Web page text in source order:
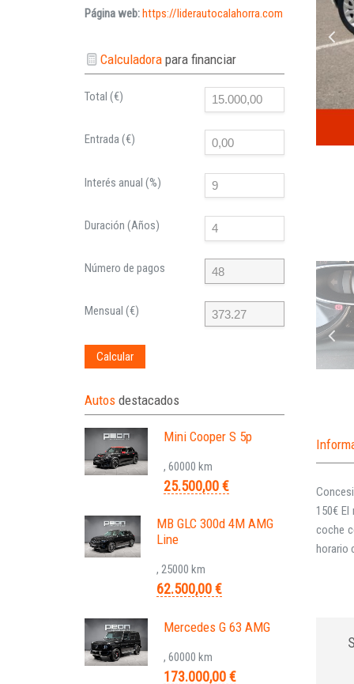
150€
coche
horario
Página web:https://liderautocalahorra.com
Calculadorapara financiar
Total (€)
Entrada (€)
Interés anual (%)
Duración (Años)
Número de pagos
Mensual (€)
Calcular
Autos destacados
Mini Cooper S 5p
, 60000 km
25.500,00 €
MB GLC 300d 4M AMG
Line
, 25000 km
62.500,00 €
Mercedes G 63 AMG
, 60000 km
173.000,00 €